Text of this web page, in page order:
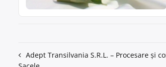
Navigare
Adept Transilvania S.R.L. – Procesare și